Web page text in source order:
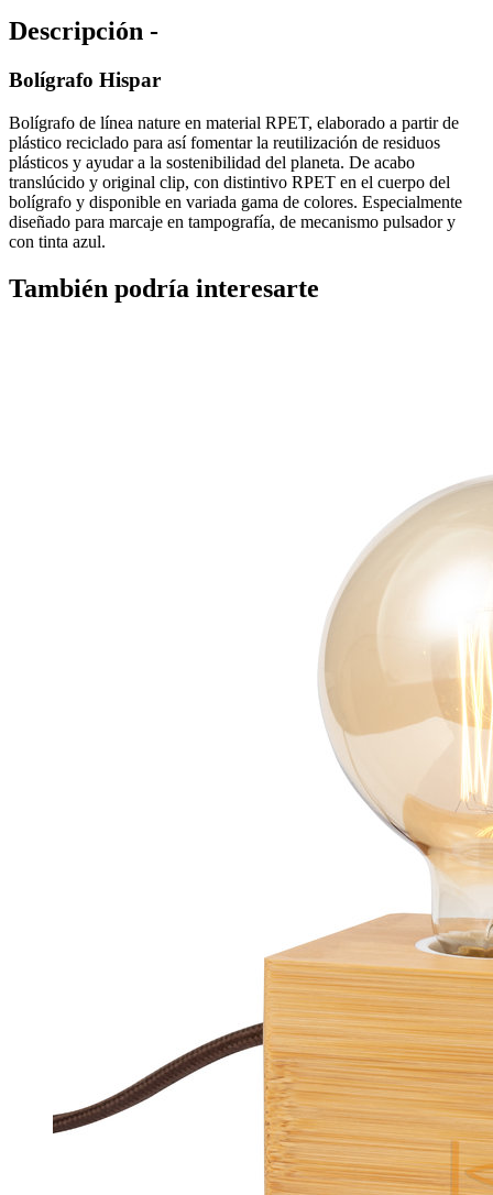
Descripción -
Bolígrafo Hispar
Bolígrafo de línea nature en material RPET, elaborado a partir de
plástico reciclado para así fomentar la reutilización de residuos
plásticos y ayudar a la sostenibilidad del planeta. De acabo
translúcido y original clip, con distintivo RPET en el cuerpo del
bolígrafo y disponible en variada gama de colores. Especialmente
diseñado para marcaje en tampografía, de mecanismo pulsador y
con tinta azul.
También podría interesarte